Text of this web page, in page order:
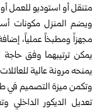
متنقل أو استوديو للعمل
ويضم المنزل مكونات
مجهزاً ومطبخاً عملياً،
يمكن ترتيبهما وفق حاجة
يمنحه مرونة عالية
وتكمن ميزة التصميم في
تعديل الديكور الداخلي